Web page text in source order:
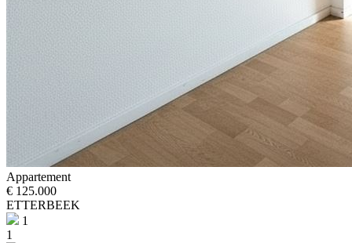
Appartement
€ 125.000
ETTERBEEK
1
1